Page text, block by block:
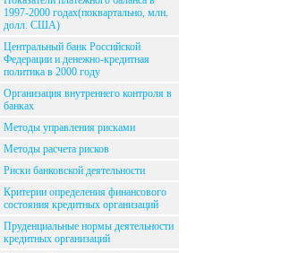
1997-2000 годах(поквартально, млн.
долл. США)
Центральный банк Российской
Федерации и денежно-кредитная
политика в 2000 году
Организация внутреннего контроля в
банках
Методы управления рисками
Методы расчета рисков
Риски банковской деятельности
Критерии определения финансового
состояния кредитных организаций
Пруденциальные нормы деятельности
кредитных организаций